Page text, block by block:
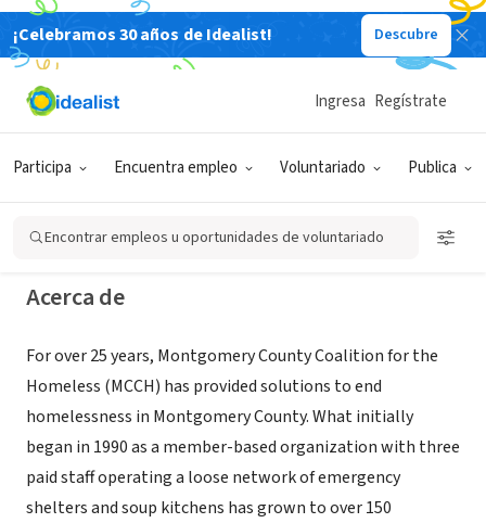
¡Celebramos 30 años de Idealist! Descubre
Participa Encuentra empleo Voluntariado Publica
Ingresa Regístrate
Encontrar empleos u oportunidades de voluntariado
ORGANIZACIÓN SIN FIN DE LUCRO
Montgomery County Coalition for
the Homeless
Rockville, MD www.mcch.net
Acerca de
For over 25 years, Montgomery County Coalition for the
Homeless (MCCH) has provided solutions to end
homelessness in Montgomery County. What initially
began in 1990 as a member-based organization with three
paid staff operating a loose network of emergency
shelters and soup kitchens has grown to over 150